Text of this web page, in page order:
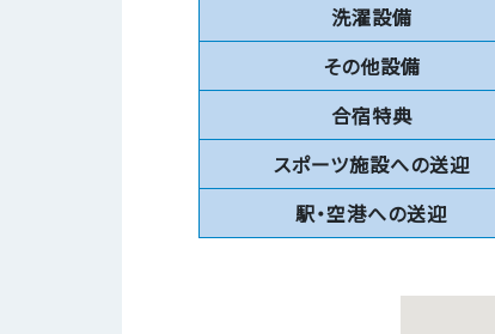
洗濯設備
その他設備
合宿特典
スポーツ施設への送迎
駅・空港への送迎